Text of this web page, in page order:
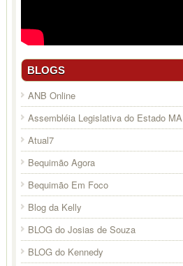
BLOGS
ANB Online
Assembléia Legislativa do Estado MA
Atual7
Bequimão Agora
Bequimão Em Foco
Blog da Kelly
BLOG do Josias de Souza
BLOG do Kennedy